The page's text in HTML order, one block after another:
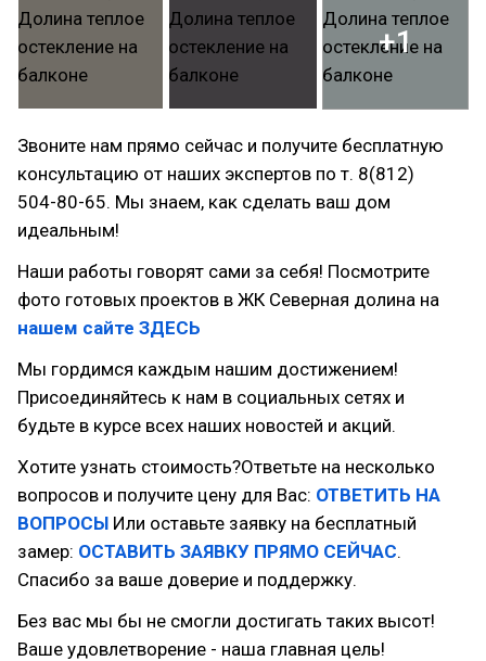
+1
Звоните нам прямо сейчас и получите бесплатную
консультацию от наших экспертов по т. 8(812)
504-80-65. Мы знаем, как сделать ваш дом
идеальным!
Наши работы говорят сами за себя! Посмотрите
фото готовых проектов в ЖК Северная долина на
нашем сайте ЗДЕСЬ
Мы гордимся каждым нашим достижением!
Присоединяйтесь к нам в социальных сетях и
будьте в курсе всех наших новостей и акций.
Хотите узнать стоимость?Ответьте на несколько
вопросов и получите цену для Вас: ОТВЕТИТЬ НА
ВОПРОСЫ Или оставьте заявку на бесплатный
замер: ОСТАВИТЬ ЗАЯВКУ ПРЯМО СЕЙЧАС.
Спасибо за ваше доверие и поддержку.
Без вас мы бы не смогли достигать таких высот!
Ваше удовлетворение - наша главная цель!